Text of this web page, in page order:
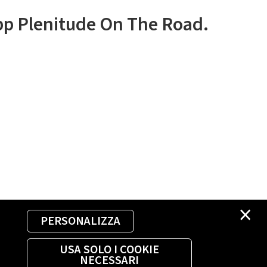
×
PERSONALIZZA
USA SOLO I COOKIE
NECESSARI
Plenitude On The Road.